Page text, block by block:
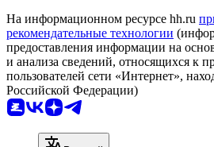
На информационном ресурсе hh.ru
рекомендательные технологии
предоставления информации на
и анализа сведений, относящихся к
пользователей сети «Интернет»,
Российской Федерации)